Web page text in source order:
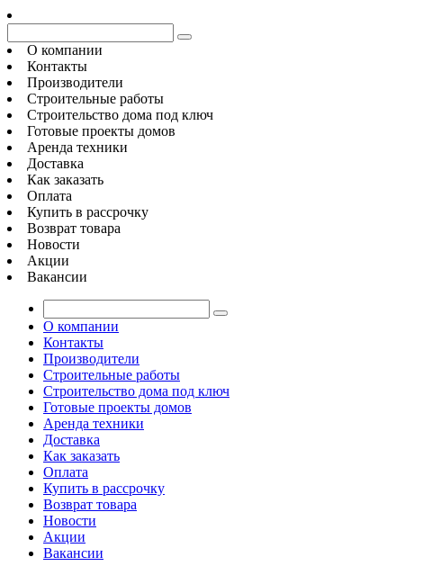
О компании
Контакты
Производители
Строительные работы
Строительство дома под ключ
Готовые проекты домов
Аренда техники
Доставка
Как заказать
Оплата
Купить в рассрочку
Возврат товара
Новости
Акции
Вакансии
О компании
Контакты
Производители
Строительные работы
Строительство дома под ключ
Готовые проекты домов
Аренда техники
Доставка
Как заказать
Оплата
Купить в рассрочку
Возврат товара
Новости
Акции
Вакансии